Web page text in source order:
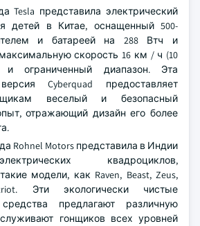
Tesla представила электрический
детей в Китае, оснащенный 500-
и батареей на 288 Втч и
скорость 16 км / ч (10
ограниченный диапазон. Эта
Cyberquad предоставляет
веселый и безопасный
отражающий дизайн его более
Rohnel Motors представила в Индии
квадроциклов,
модели, как Raven, Beast, Zeus,
Эти экологически чистые
предлагают различную
гонщиков всех уровней